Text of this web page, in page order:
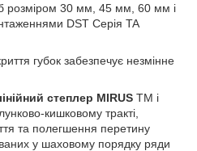
розміром 30 мм, 45 мм, 60 мм і
DST Серія TA
губок забезпечує незмінне
степлер MIRUS TM і
кишковому тракті,
та полегшення перетину
у шаховому порядку ряди